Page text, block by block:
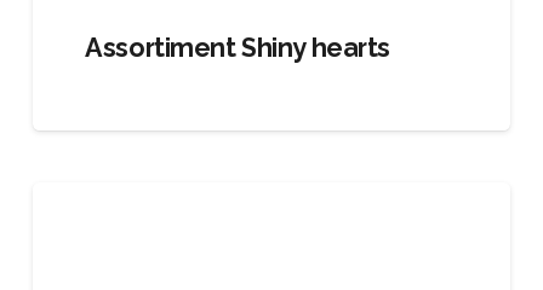
Assortiment Shiny hearts